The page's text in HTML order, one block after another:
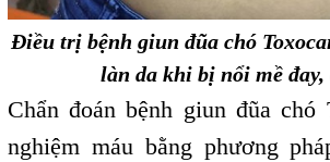
Điều trị bệnh giun đũa chó
làn da khi bị nổi mề
Chẩn đoán bệnh giun đũa chó
nghiệm máu bằng phương